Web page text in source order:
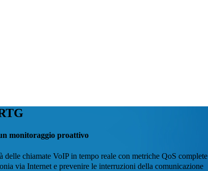
monitoraggio proattivo
chiamate VoIP in tempo reale con metriche QoS complete
via Internet e prevenire le interruzioni della comunicazione